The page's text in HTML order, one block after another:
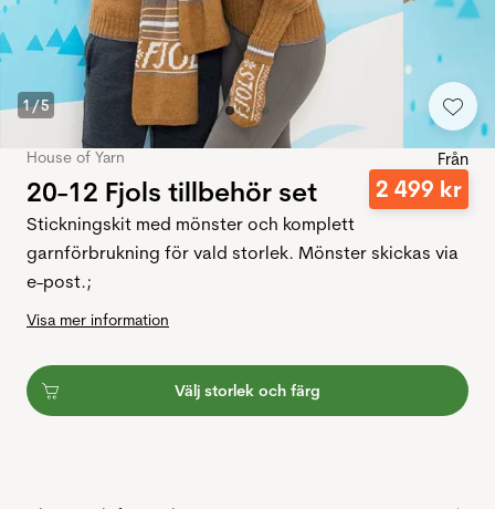
1/5
House of Yarn
20-12 Fjols tillbehör set
Från
2 499 kr
Stickningskit med mönster och komplett
garnförbrukning för vald storlek. Mönster skickas via
e-post.;
Visa mer information
Välj storlek och färg